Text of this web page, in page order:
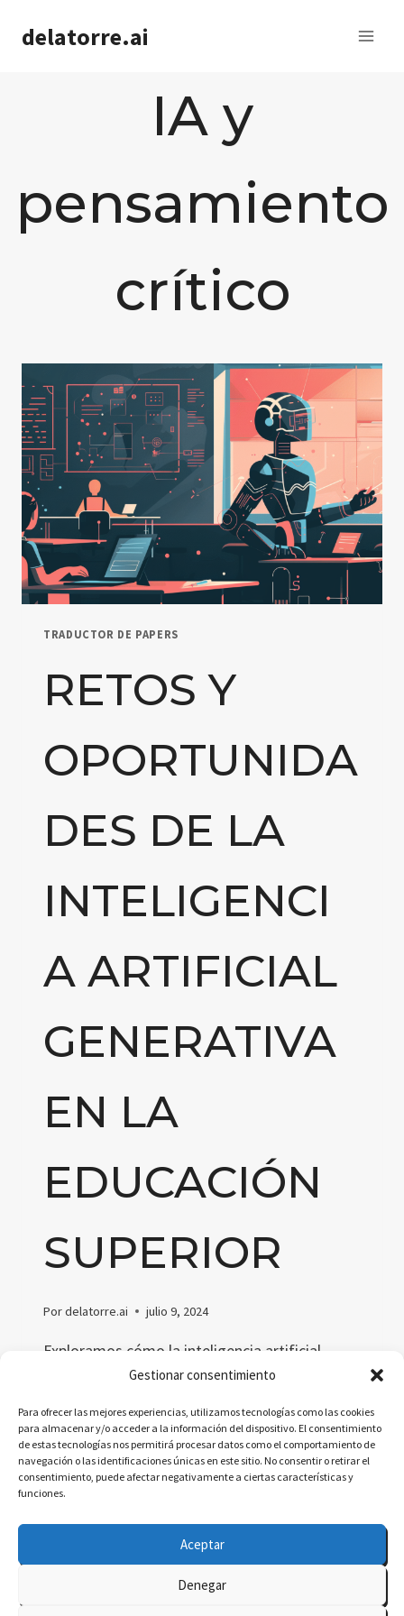
Gestionar consentimiento
Para ofrecer las mejores experiencias, utilizamos tecnologías como las cookies
para almacenar y/o acceder a la información del dispositivo. El consentimiento
de estas tecnologías nos permitirá procesar datos como el comportamiento de
navegación o las identificaciones únicas en este sitio. No consentir o retirar el
consentimiento, puede afectar negativamente a ciertas características y
funciones.
Aceptar
Denegar
delatorre.ai
IA y
pensamiento
crítico
TRADUCTOR DE PAPERS
RETOS Y
OPORTUNIDA
DES DE LA
INTELIGENCI
A ARTIFICIAL
GENERATIVA
EN LA
EDUCACIÓN
SUPERIOR
Pordelatorre.ai julio 9, 2024
Exploramos cómo la inteligencia artificial
generativa, como ChatGPT, está
destacando tanto sus oportunidades
revolucionarias como los desafíos éticos.
LEER MÁS
INTELIGENCIA